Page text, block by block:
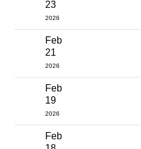
23
2026
Feb
21
2026
Feb
19
2026
Feb